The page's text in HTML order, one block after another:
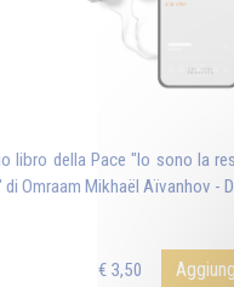
libro della Pace "Io sono la
di Omraam Mikhaël Aïvanhov -
€ 3,50